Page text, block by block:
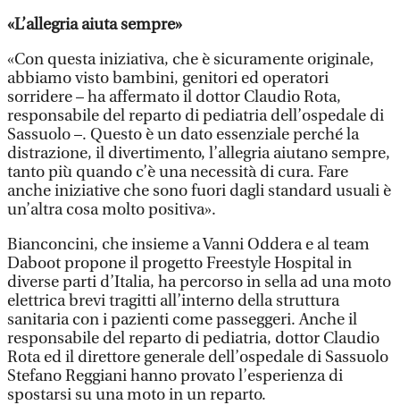
«L’allegria aiuta sempre»
«Con questa iniziativa, che è sicuramente originale,
abbiamo visto bambini, genitori ed operatori
sorridere – ha affermato il dottor Claudio Rota,
responsabile del reparto di pediatria dell’ospedale di
Sassuolo –. Questo è un dato essenziale perché la
distrazione, il divertimento, l’allegria aiutano sempre,
tanto più quando c’è una necessità di cura. Fare
anche iniziative che sono fuori dagli standard usuali è
un’altra cosa molto positiva».
Bianconcini, che insieme a Vanni Oddera e al team
Daboot propone il progetto Freestyle Hospital in
diverse parti d’Italia, ha percorso in sella ad una moto
elettrica brevi tragitti all’interno della struttura
sanitaria con i pazienti come passeggeri. Anche il
responsabile del reparto di pediatria, dottor Claudio
Rota ed il direttore generale dell’ospedale di Sassuolo
Stefano Reggiani hanno provato l’esperienza di
spostarsi su una moto in un reparto.